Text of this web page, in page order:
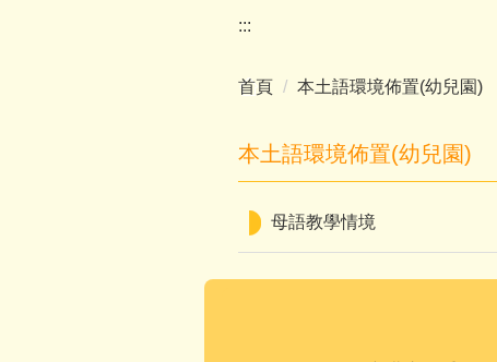
:::
首頁 本土語環境佈置(幼兒園)
本土語環境佈置(幼兒園)
母語教學情境